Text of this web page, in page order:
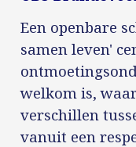
Een openbare
samen leven'
welkom is,
verschillen
vanuit een